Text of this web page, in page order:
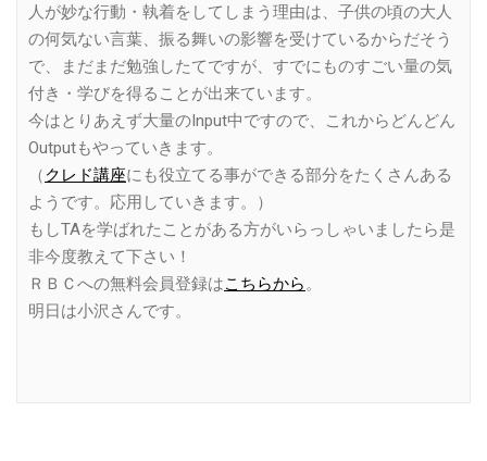
人が妙な行動・執着をしてしまう理由は、子供の頃の大人
の何気ない言葉、振る舞いの影響を受けているからだそう
で、まだまだ勉強したてですが、すでにものすごい量の気
付き・学びを得ることが出来ています。
今はとりあえず大量のInput中ですので、これからどんどん
Outputもやっていきます。
（クレド講座にも役立てる事ができる部分をたくさんある
ようです。応用していきます。）
もしTAを学ばれたことがある方がいらっしゃいましたら是
非今度教えて下さい！
ＲＢＣへの無料会員登録はこちらから。
明日は小沢さんです。